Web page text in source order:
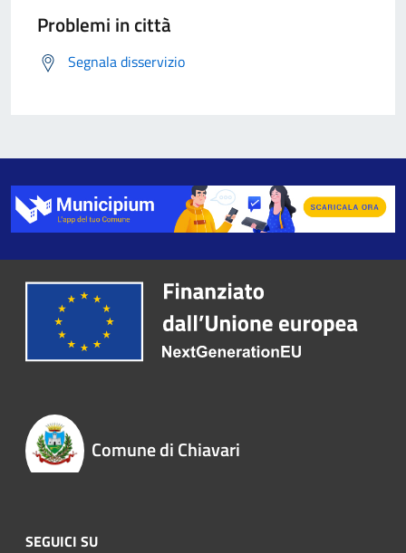
Problemi in città
Segnala disservizio
Comune di Chiavari
SEGUICI SU